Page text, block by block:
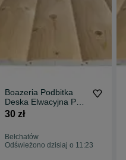
Boazeria Podbitka
Deska Elwacyjna Pół-
Bal Listwy
Bełchatów Wysyłka
Cała Polska
30 zł
Bełchatów
Odświeżono dzisiaj o 11:23